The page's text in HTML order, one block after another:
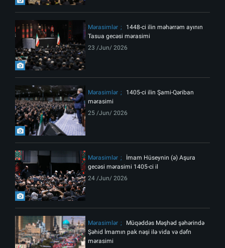
Mərasimlər
1448-ci ilin məhərrəm ayının
Tasua gecəsi mərasimi
23 /Jun/ 2026
Mərasimlər
1405-ci ilin Şami-Qəriban
mərasimi
25 /Jun/ 2026
Mərasimlər
İmam Hüseynin (ə) Aşura
gecəsi mərasimi 1405-ci il
24 /Jun/ 2026
Mərasimlər
Müqəddəs Məşhəd şəhərində
Şəhid İmamın pak nəşi ilə vida və dəfn
mərasimi